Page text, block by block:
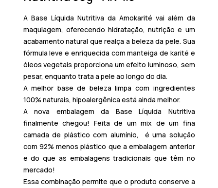
A Base Líquida Nutritiva da Amokarité vai além da
maquiagem, oferecendo hidratação, nutrição e um
acabamento natural que realça a beleza da pele. Sua
fórmula leve e enriquecida com manteiga de karité e
óleos vegetais proporciona um efeito luminoso, sem
pesar, enquanto trata a pele ao longo do dia.
A melhor base de beleza limpa com ingredientes
100% naturais, hipoalergênica está ainda melhor.
A nova embalagem da Base Líquida Nutritiva
finalmente chegou! Feita de um mix de um fina
camada de plástico com alumínio, é uma solução
com 92% menos plástico que a embalagem anterior
e do que as embalagens tradicionais que têm no
mercado!
Essa combinação permite que o produto conserve a